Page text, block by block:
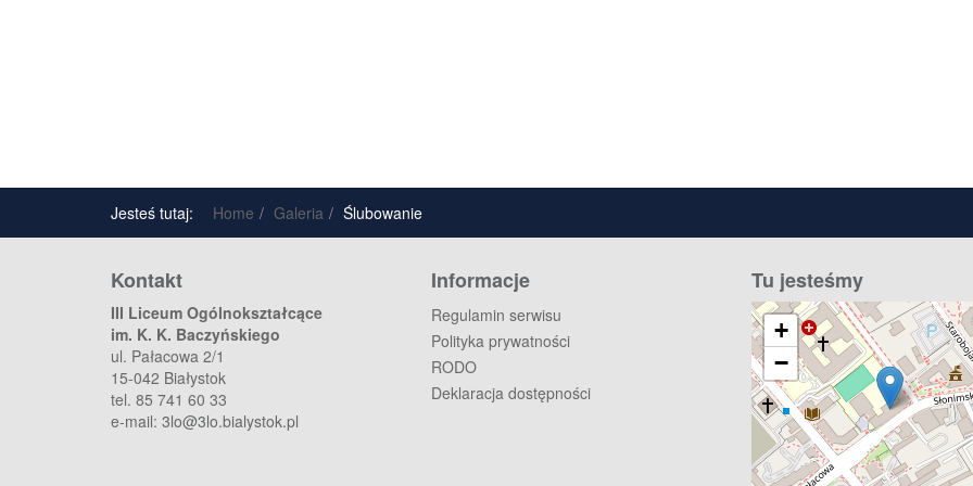
Jesteś tutaj: Home Galeria Ślubowanie
Kontakt
III Liceum Ogólnokształcące
im. K. K. Baczyńskiego
ul. Pałacowa 2/1
15-042 Białystok
tel. 85 741 60 33
e-mail: 3lo@3lo.bialystok.pl
Informacje
Regulamin serwisu
Polityka prywatności
RODO
Deklaracja dostępności
Tu jesteśmy
+
−